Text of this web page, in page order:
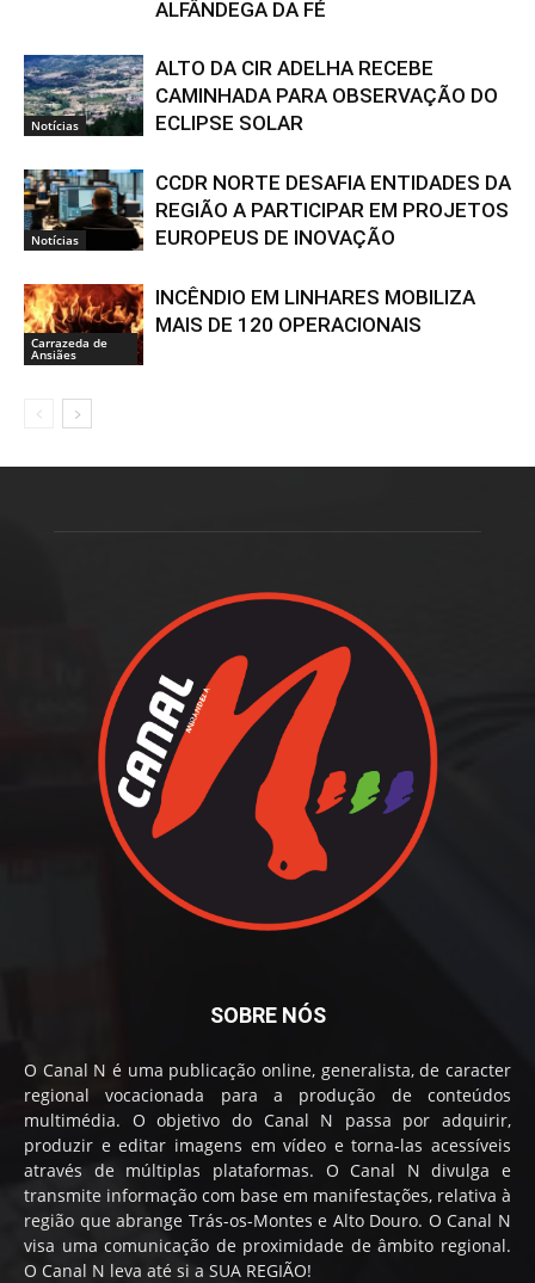
ALFÂNDEGA DA FÉ
Notícias
ALTO DA CIR ADELHA RECEBE
CAMINHADA PARA OBSERVAÇÃO DO
ECLIPSE SOLAR
Notícias
CCDR NORTE DESAFIA ENTIDADES DA
REGIÃO A PARTICIPAR EM PROJETOS
EUROPEUS DE INOVAÇÃO
Carrazeda de
Ansiães
INCÊNDIO EM LINHARES MOBILIZA
MAIS DE 120 OPERACIONAIS
SOBRE NÓS
O Canal N é uma publicação online, generalista, de caracter
regional vocacionada para a produção de conteúdos
multimédia. O objetivo do Canal N passa por adquirir,
produzir e editar imagens em vídeo e torna-las acessíveis
através de múltiplas plataformas. O Canal N divulga e
transmite informação com base em manifestações, relativa à
região que abrange Trás-os-Montes e Alto Douro. O Canal N
visa uma comunicação de proximidade de âmbito regional.
O Canal N leva até si a SUA REGIÃO!